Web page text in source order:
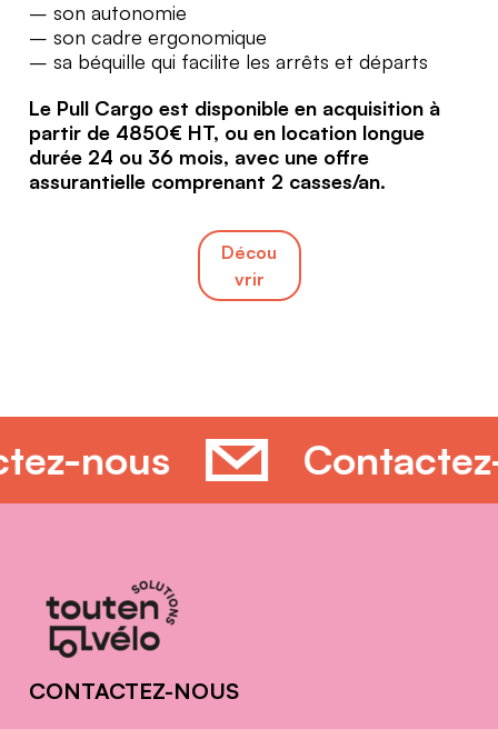
– son autonomie
– son cadre ergonomique
– sa béquille qui facilite les arrêts et départs
Le Pull Cargo est disponible en acquisition à
partir de 4850€ HT, ou en location longue
durée 24 ou 36 mois, avec une offre
assurantielle comprenant 2 casses/an.
Décou
vrir
nous
Informations
complémentaires
CONTACTEZ-NOUS